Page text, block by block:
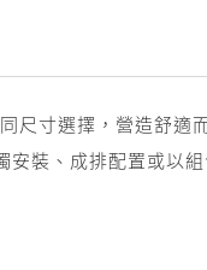
寸選擇，營造舒適
裝、成排配置或以